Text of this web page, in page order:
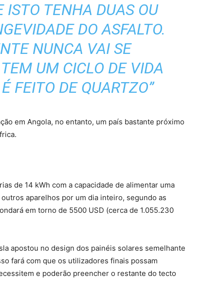
ISTO TENHA DUAS OU
DO ASFALTO.
NUNCA VAI SE
UM CICLO DE VIDA
FEITO DE QUARTZO”
em Angola, no entanto, um país bastante próximo
de 14 kWh com a capacidade de alimentar uma
aparelhos por um dia inteiro, segundo as
em torno de 5500 USD (cerca de 1.055.230
apostou no design dos painéis solares semelhante
fará com que os utilizadores finais possam
e poderão preencher o restante do tecto